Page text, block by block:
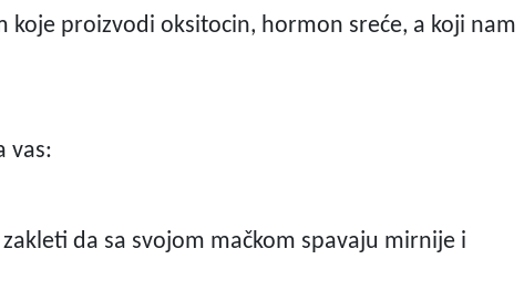
koje proizvodi oksitocin, hormon sreće, a koji nam
vas:
da sa svojom mačkom spavaju mirnije i